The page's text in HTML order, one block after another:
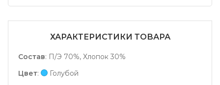
ХАРАКТЕРИСТИКИ ТОВАРА
Состав: П/Э 70%, Хлопок 30%
Цвет:
Голубой